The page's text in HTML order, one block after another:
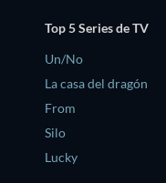
Top 5 Series de TV
Un/No
La casa del dragón
From
Silo
Lucky